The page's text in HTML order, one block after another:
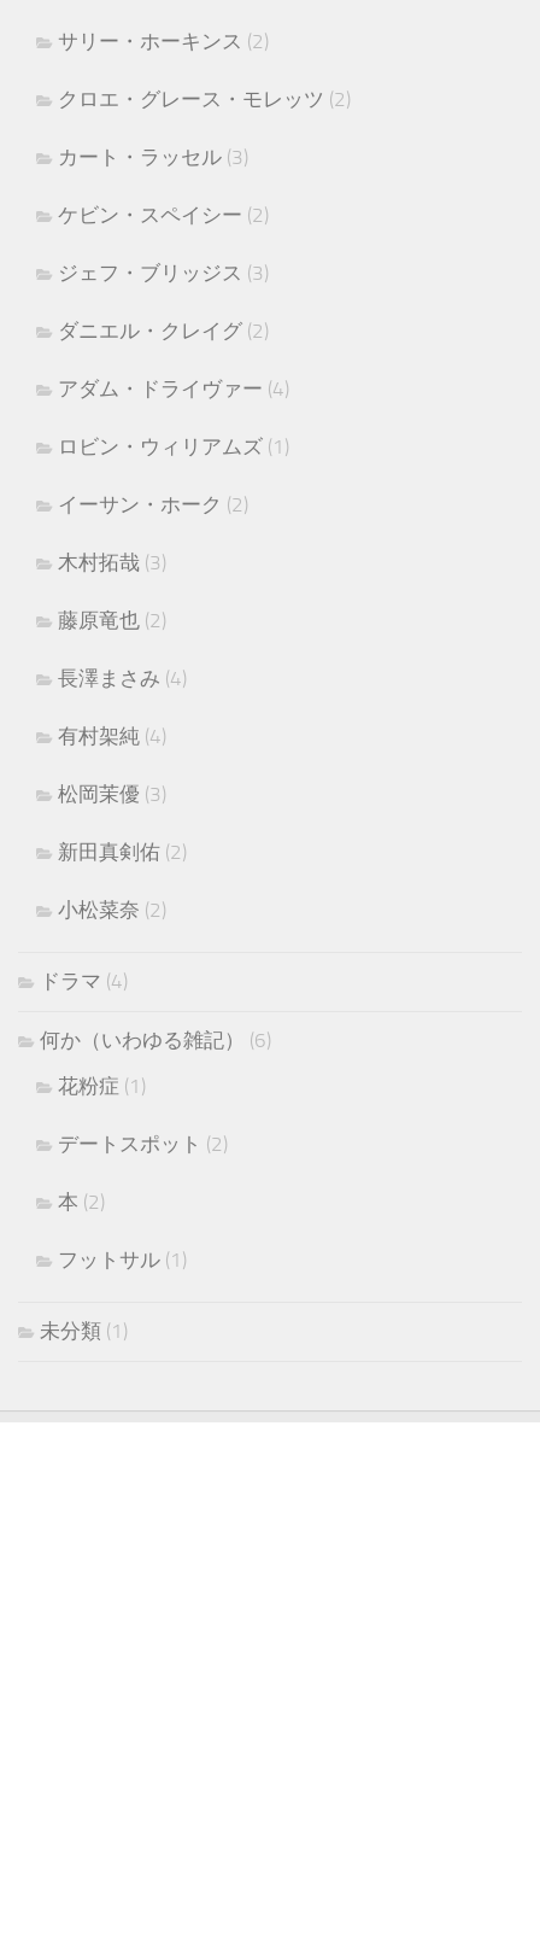
サリー・ホーキンス (2)
クロエ・グレース・モレッツ (2)
カート・ラッセル (3)
ケビン・スペイシー (2)
ジェフ・ブリッジス (3)
ダニエル・クレイグ (2)
アダム・ドライヴァー (4)
ロビン・ウィリアムズ (1)
イーサン・ホーク (2)
木村拓哉 (3)
藤原竜也 (2)
長澤まさみ (4)
有村架純 (4)
松岡茉優 (3)
新田真剣佑 (2)
小松菜奈 (2)
ドラマ (4)
何か（いわゆる雑記）
(6)
花粉症 (1)
デートスポット (2)
本 (2)
フットサル (1)
未分類 (1)